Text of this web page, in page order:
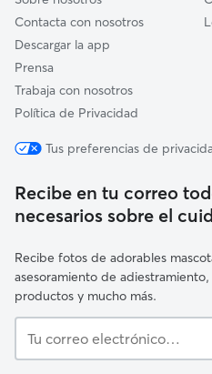
Contacta con nosotros
Descargar la app
Prensa
Trabaja con nosotros
Política de Privacidad
Tus preferencias de
Recibe en tu correo
necesarios sobre el
Recibe fotos de adorables
asesoramiento de
productos y mucho más.
correo